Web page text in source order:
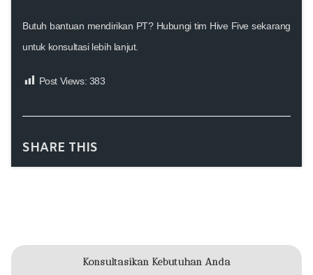
Butuh bantuan mendirikan PT? Hubungi tim Hive Five sekarang
untuk konsultasi lebih lanjut.
Post Views: 383
SHARE THIS
Konsultasikan Kebutuhan Anda